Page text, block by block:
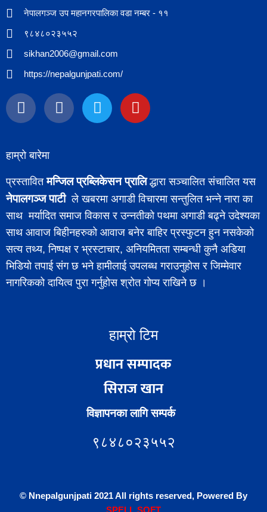
नेपालगञ्ज उप महानगरपालिका वडा नम्बर - ११
९८४८०२३५५२
sikhan2006@gmail.com
https://nepalgunjpati.com/
हाम्रो बारेमा
प्रस्तावितमन्जिल प्रब्लिकेसन प्रालिद्धारा सञ्चालित संचालित यस
नेपालगञ्ज पाटीले खबरमा अगाडी विचारमा सन्तुलित भन्ने नारा का
साथ मर्यादित समाज विकास र उन्नतीको पथमा अगाडी बढ्ने उदेश्यका
साथ आवाज बिहीनहरुको आवाज बनेर बाहिर प्रस्फुटन हुन नसकेको
सत्य तथ्य, निष्पक्ष र भ्रस्टाचार, अनियमितता सम्बन्धी कुनै अडिया
भिडियो तपाई संग छ भने हामीलाई उपलब्ध गराउनुहोस र जिम्मेवार
नागरिकको दायित्व पुरा गर्नुहोस श्रोत गोप्य राखिने छ ।
हाम्रो टिम
प्रधान सम्पादक
सिराज खान
विज्ञापनका लागि सम्पर्क
९८४८०२३५५२
© Nnepalgunjpati 2021 All rights reserved, Powered By
SPELL SOFT